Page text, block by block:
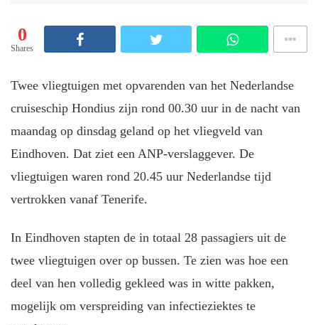
0
Shares
Twee vliegtuigen met opvarenden van het Nederlandse
cruiseschip Hondius zijn rond 00.30 uur in de nacht van
maandag op dinsdag geland op het vliegveld van
Eindhoven. Dat ziet een ANP-verslaggever. De
vliegtuigen waren rond 20.45 uur Nederlandse tijd
vertrokken vanaf Tenerife.
In Eindhoven stapten de in totaal 28 passagiers uit de
twee vliegtuigen over op bussen. Te zien was hoe een
deel van hen volledig gekleed was in witte pakken,
mogelijk om verspreiding van infectieziektes te